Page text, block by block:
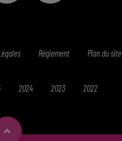
Réglement Plan du site
2024 2023 2022